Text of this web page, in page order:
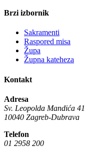
Brzi izbornik
Sakramenti
Raspored misa
Župa
Župna kateheza
Kontakt
Adresa
Sv. Leopolda Mandića 41
10040 Zagreb-Dubrava
Telefon
01 2958 200